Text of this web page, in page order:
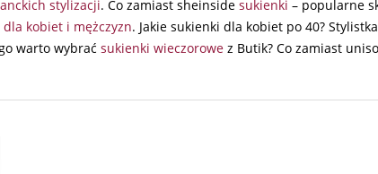
stylizacji. Co zamiast sheinside sukienki – popularne
kobiet i mężczyzn. Jakie sukienki dla kobiet po 40?
warto wybrać sukienki wieczorowe z Butik? Co zamiast